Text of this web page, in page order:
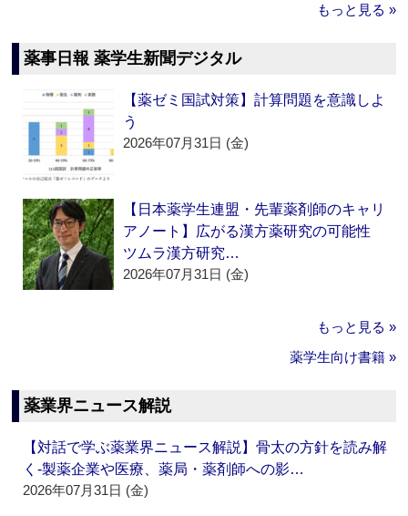
もっと見る »
薬事日報 薬学生新聞デジタル
【薬ゼミ国試対策】計算問題を意識しよ
う
2026年07月31日 (金)
【日本薬学生連盟・先輩薬剤師のキャリ
アノート】広がる漢方薬研究の可能性
ツムラ漢方研究…
2026年07月31日 (金)
もっと見る »
薬学生向け書籍 »
薬業界ニュース解説
【対話で学ぶ薬業界ニュース解説】骨太の方針を読み解
く‐製薬企業や医療、薬局・薬剤師への影…
2026年07月31日 (金)